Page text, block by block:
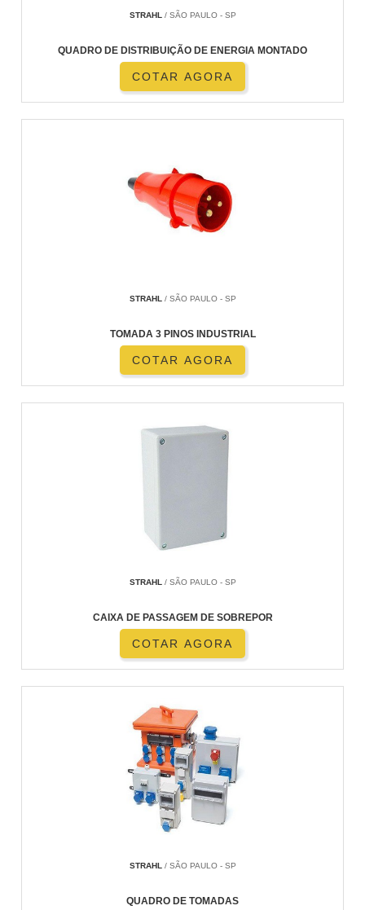
STRAHL/ SÃO PAULO - SP
QUADRO DE DISTRIBUIÇÃO DE ENERGIA MONTADO
COTAR AGORA
STRAHL/ SÃO PAULO - SP
TOMADA 3 PINOS INDUSTRIAL
COTAR AGORA
STRAHL/ SÃO PAULO - SP
CAIXA DE PASSAGEM DE SOBREPOR
COTAR AGORA
STRAHL/ SÃO PAULO - SP
QUADRO DE TOMADAS